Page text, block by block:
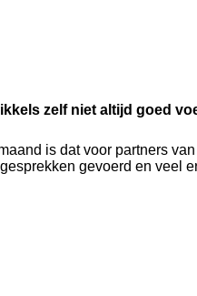
zelf niet altijd goed
is dat voor partners
gevoerd en veel